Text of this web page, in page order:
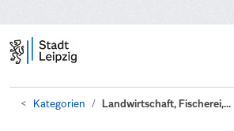
Kategorien Landwirtschaft, Fischerei,...